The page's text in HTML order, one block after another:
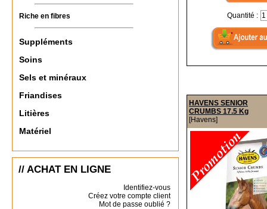
Riche en fibres
Suppléments
Soins
Sels et minéraux
Friandises
Litières
Matériel
// ACHAT EN LIGNE
Identifiez-vous
Créez votre compte client
Mot de passe oublié ?
Quantité :
HAVENS SENIOR
CRUMBS 17.5 Kg
[Havens]